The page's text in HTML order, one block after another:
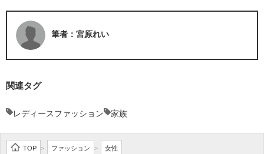
筆者：宮原れい
関連タグ
レディースファッション 家族
TOP > ファッション > 女性